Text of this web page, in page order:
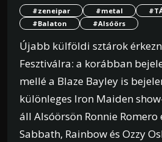
#zeneipar #metal
#Balaton
#Alsóörs
Újabb külföldi sztárok
Fesztiválra: a korábban
mellé a Blaze Bayley is
különleges Iron Maiden
áll Alsóörsön Ronnie Romero
Sabbath, Rainbow és Ozzy